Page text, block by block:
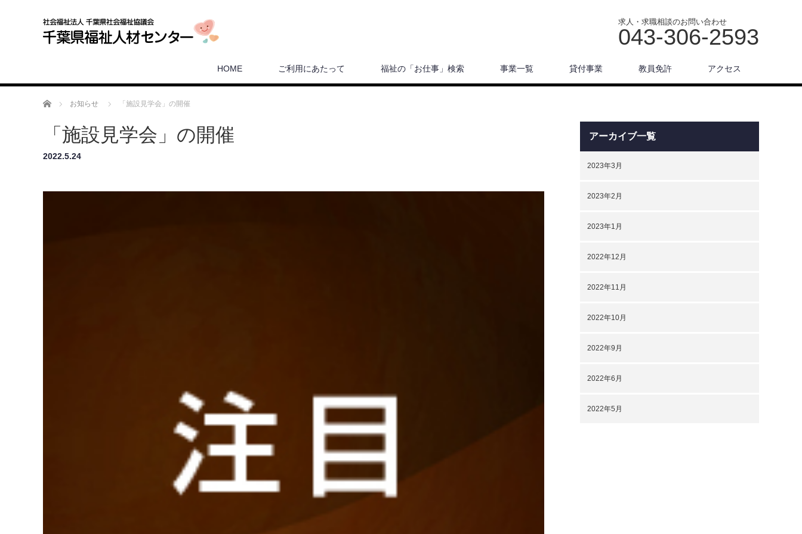
求人・求職相談のお問い合わせ
043-306-2593
HOME ご利用にあたって 福祉の「お仕事」検索 事業一覧 貸付事業 教員免許 アクセス
ホーム お知らせ 「施設見学会」の開催
「施設見学会」の開催
2022.5.24
アーカイブ一覧
2023年3月
2023年2月
2023年1月
2022年12月
2022年11月
2022年10月
2022年9月
2022年6月
2022年5月